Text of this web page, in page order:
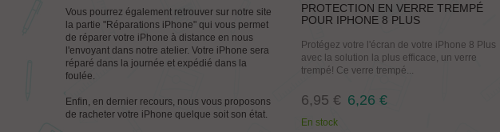
Vous pourrez également retrouver sur notre site
la partie "Réparations iPhone" qui vous permet
de réparer votre iPhone à distance en nous
l'envoyant dans notre atelier. Votre iPhone sera
réparé dans la journée et expédié dans la
foulée.
Enfin, en dernier recours, nous vous proposons
de racheter votre iPhone quelque soit son état.
PROTECTION EN VERRE TREMPÉ
POUR IPHONE 8 PLUS
Protégez votre l'écran de votre iPhone 8 Plus
avec la solution la plus efficace, un verre
trempé! Ce verre trempé...
6,95 € 6,26 €
En stock